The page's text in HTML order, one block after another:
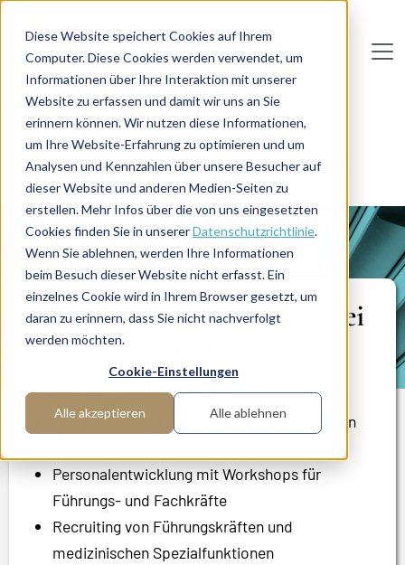
Diese Website speichert Cookies auf Ihrem
Computer. Diese Cookies werden verwendet, um
Informationen über Ihre Interaktion mit unserer
Website zu erfassen und damit wir uns an Sie
erinnern können. Wir nutzen diese Informationen,
um Ihre Website-Erfahrung zu optimieren und um
Analysen und Kennzahlen über unsere Besucher auf
dieser Website und anderen Medien-Seiten zu
erstellen. Mehr Infos über die von uns eingesetzten
Cookies finden Sie in unsererDatenschutzrichtlinie.
Wenn Sie ablehnen, werden Ihre Informationen
beim Besuch dieser Website nicht erfasst. Ein
einzelnes Cookie wird in Ihrem Browser gesetzt, um
daran zu erinnern, dass Sie nicht nachverfolgt
werden möchten.
Cookie-Einstellungen
Alle akzeptieren Alle ablehnen
Deutsc he InterimAG
Home
Personalwesen
HR-Changemanagement bei Neuorganisation eines
Vertriebsbereichs
PROJEKTBERICHT
HR-Changemanagement bei
Neuorganisation eines
Vertriebsbereichs
Drei Arbeitsstränge zur Einführung des neuen
Personalentwicklung mit Workshops für
Führungs- und Fachkräfte
Recruiting von Führungskräften und
medizinischen Spezialfunktionen